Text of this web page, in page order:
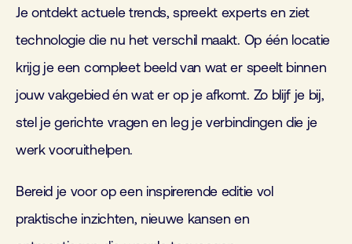
Je ontdekt actuele trends, spreekt experts en ziet
technologie die nu het verschil maakt. Op één locatie
krijg je een compleet beeld van wat er speelt binnen
jouw vakgebied én wat er op je afkomt. Zo blijf je bij,
stel je gerichte vragen en leg je verbindingen die je
werk vooruithelpen.
Bereid je voor op een inspirerende editie vol
praktische inzichten, nieuwe kansen en